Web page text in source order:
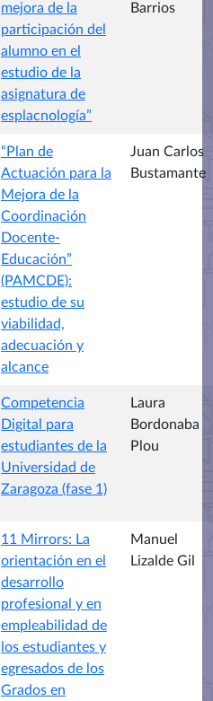
mejora de la
participación del
alumno en el
estudio de la
asignatura de
esplacnología”
Barrios
“Plan de
Actuación para la
Mejora de la
Coordinación
Docente-
Educación”
(PAMCDE):
estudio de su
viabilidad,
adecuación y
alcance
Juan Carlos
Bustamante
Competencia
Digital para
estudiantes de la
Universidad de
Zaragoza (fase 1)
Laura
Bordonaba
Plou
11 Mirrors: La
orientación en el
desarrollo
profesional y en
empleabilidad de
los estudiantes y
egresados de los
Grados en
Manuel
Lizalde Gil